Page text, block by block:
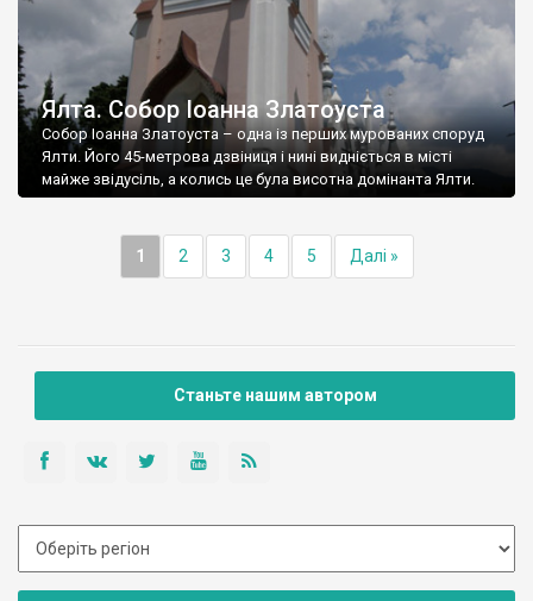
Ялта. Собор Іоанна Златоуста
Собор Іоанна Златоуста – одна із перших мурованих споруд
Ялти. Його 45-метрова дзвіниця і нині видніється в місті
майже звідусіль, а колись це була висотна домінанта Ялти.
1 2 3 4 5 Далі »
Станьте нашим автором